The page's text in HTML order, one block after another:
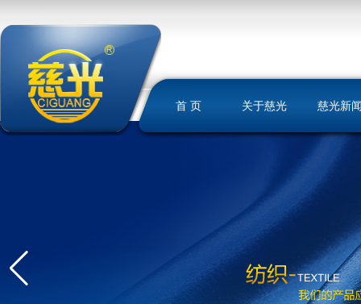
首 页 关于慈光
文化理念
我们的优势
慈光新